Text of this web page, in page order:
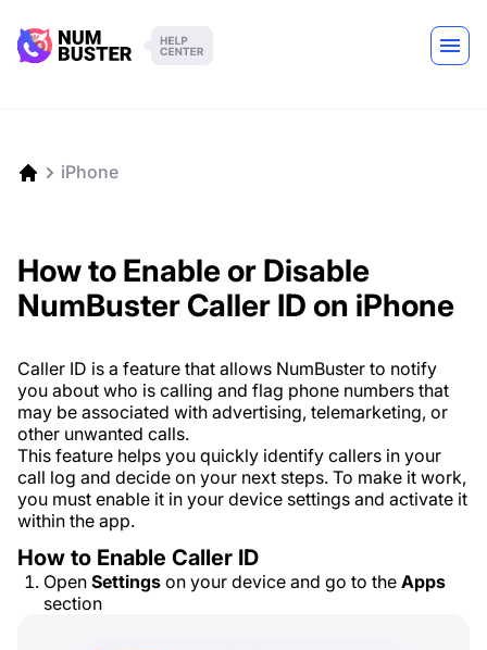
iPhone
How to Enable or Disable
NumBuster Caller ID on iPhone
Caller ID is a feature that allows NumBuster to notify
you about who is calling and flag phone numbers that
may be associated with advertising, telemarketing, or
other unwanted calls.
This feature helps you quickly identify callers in your
call log and decide on your next steps. To make it work,
you must enable it in your device settings and activate it
within the app.
How to Enable Caller ID
Open Settings on your device and go to the Apps
section